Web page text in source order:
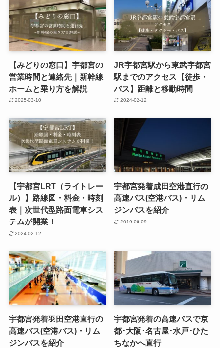
【みどりの窓口】宇都宮の
営業時間と連絡先｜新幹線
ホームと乗り方を解説
2025-03-10
JR宇都宮駅から東武宇都宮
駅までのアクセス【徒歩・
バス】距離と移動時間
2024-02-12
【宇都宮LRT（ライトレー
ル）】路線図・料金・時刻
表｜次世代型路面電車シス
テムが開業！
2024-02-12
宇都宮発着成田空港直行の
高速バス(空港バス)・リム
ジンバスを紹介
2019-06-09
宇都宮発着羽田空港直行の
高速バス(空港バス)・リム
ジンバスを紹介
宇都宮発着の高速バスで京
都･大阪･名古屋･水戸･ひた
ちなかへ直行